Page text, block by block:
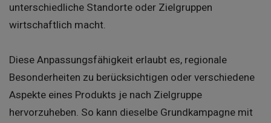
unterschiedliche Standorte oder Zielgruppen
wirtschaftlich macht.
Diese Anpassungsfähigkeit erlaubt es, regionale
Besonderheiten zu berücksichtigen oder verschiedene
Aspekte eines Produkts je nach Zielgruppe
hervorzuheben. So kann dieselbe Grundkampagne mit